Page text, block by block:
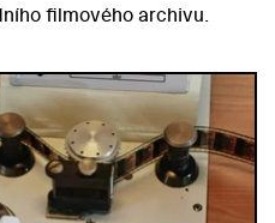
filmového archivu.